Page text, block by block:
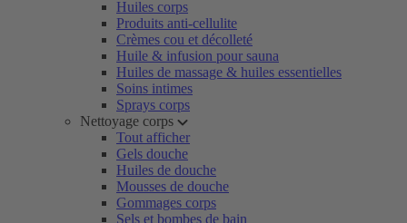
Huiles corps
Produits anti-cellulite
Crèmes cou et décolleté
Huile & infusion pour sauna
Huiles de massage & huiles essentielles
Soins intimes
Sprays corps
Nettoyage corps
Tout afficher
Gels douche
Huiles de douche
Mousses de douche
Gommages corps
Sels et bombes de bain